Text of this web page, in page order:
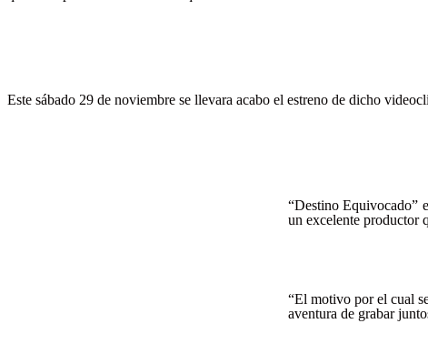
Este sábado 29 de noviembre se llevara acabo el estreno de dicho
“Destino Equivocado”
un excelente productor
“El motivo por el cual
aventura de grabar